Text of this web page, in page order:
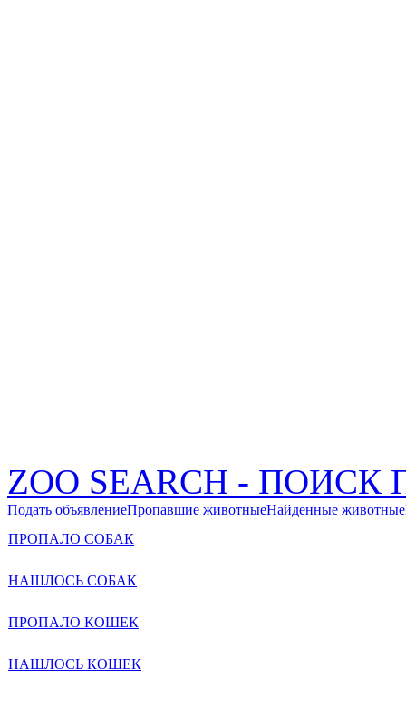
ZOO SEARCH -
Подать объявлениеПропавшие животныеНайденные животные
ПРОПАЛО СОБАК
НАШЛОСЬ СОБАК
ПРОПАЛО КОШЕК
НАШЛОСЬ КОШЕК